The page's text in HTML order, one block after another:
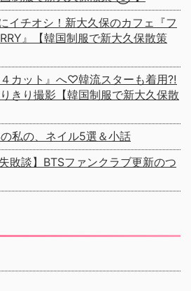
イチオシ！新大久保のカフェ『フ
』【韓国制服で新大久保散策
カット』へ♡韓流スターも着用⁈
きり撮影【韓国制服で新大久保散
私の、ネイル5選＆小話
敗談】BTSファンクラブ更新のつ